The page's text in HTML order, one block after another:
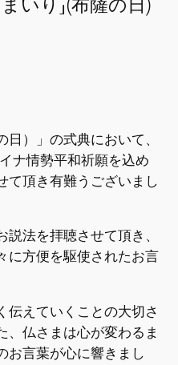
いり」(布薩の日)
）」の式典において、
ナ情勢平和祈願を込め
て頂き有難うございまし
法を拝聴させて頂き、
に方便を駆使されたお言
伝えていくことの大切さ
、仏さまは心が変わるま
お言葉が心に響きまし